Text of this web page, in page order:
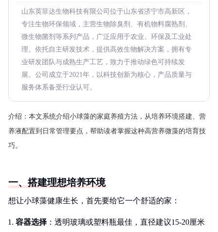
山东英菲达生物科技有限公司位于山东省济宁市高新区，
专注生物环保领域，主营生物除臭剂、有机物料腐熟剂、
微生物菌剂等系列产品，广泛应用于农业、环保及工业处
理。依托自主研发技术，提供高效生物解决方案，拥有专
业研发团队与成熟生产工艺，致力于推动绿色可持续发
展。公司成立于2021年，以科技创新为核心，产品质量与
服务体系备受行业认可。
介绍： 本文系统介绍小球藻的家庭养殖方法，从培养环境搭建、营
养液配置到日常管理要点，帮助读者掌握这种高营养微藻的培育技
巧。
一、搭建理想培养环境
想让小球藻健康生长，首先要给它一个舒适的家：
容器选择 ：透明玻璃或塑料瓶最佳，直径建议15-20厘米